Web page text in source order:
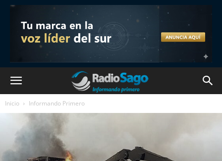
Inicio Informando Primero